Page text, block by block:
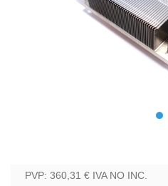
PVP: 360,31 € IVA NO INC.